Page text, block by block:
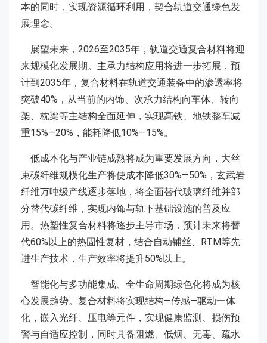
本的同时，实现资源循环利用，契合轨道交通绿色发
展理念。
展望未来，2026至2035年，轨道交通复合材料将迎
来规模化发展期。主承力结构应用将进一步拓展，预
计到2035年，复合材料在轨道交通装备中的渗透率将
突破40%，从当前的内饰、次承力结构向车体、转向
架、枕梁等主结构全面延伸，实现高铁、地铁整车减
重15%—20%，能耗降低10%—15%。
低成本化与产业链成熟将成为重要发展方向，大丝
束碳纤维规模化生产将使成本降低30%—50%，玄武岩
纤维万吨级产线逐步落地，将全面替代玻璃纤维并部
分替代碳纤维，实现内饰与轨下基础设施的普及应
用。热塑性复合材料将逐步主导市场，预计未来将替
代60%以上的热固性复材，结合自动铺丝、RTM等先
进生产技术，生产效率将提升50%以上。
智能化与多功能集成、全生命周期绿色化将成为核
心发展趋势。复合材料将实现结构—传感—驱动一体
化，嵌入光纤、压电等元件，实现健康监测、损伤预
警与自适应控制，同时具备阻燃、低烟、无毒、疏水